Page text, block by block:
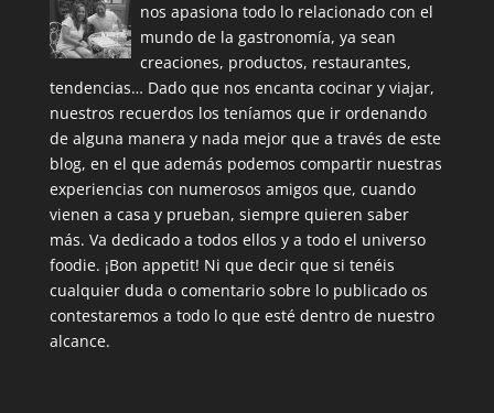
nos apasiona todo lo relacionado con el
mundo de la gastronomía, ya sean
creaciones, productos, restaurantes,
tendencias… Dado que nos encanta cocinar y viajar,
nuestros recuerdos los teníamos que ir ordenando
de alguna manera y nada mejor que a través de este
blog, en el que además podemos compartir nuestras
experiencias con numerosos amigos que, cuando
vienen a casa y prueban, siempre quieren saber
más. Va dedicado a todos ellos y a todo el universo
foodie. ¡Bon appetit! Ni que decir que si tenéis
cualquier duda o comentario sobre lo publicado os
contestaremos a todo lo que esté dentro de nuestro
alcance.